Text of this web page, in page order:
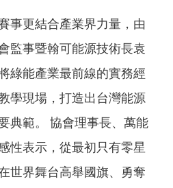
事更結合產業界力量，由
監事暨翰可能源技術長袁
綠能產業最前線的實務經
學現場，打造出台灣能源
典範。 協會理事長、萬能
性表示，從最初只有零星
世界舞台高舉國旗、勇奪